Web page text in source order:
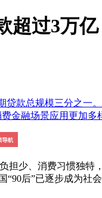
超过3万亿
款总规模三分之一
金融场景应用更加
少、消费习惯独特
后”已逐步成为社